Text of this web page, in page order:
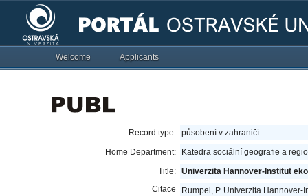
Welcome Applicants
Record type: působení v zahraničí
Home Department:
Katedra sociální geografie a
Title: Univerzita Hannover-Institut
Citace
Rumpel, P. Univerzita